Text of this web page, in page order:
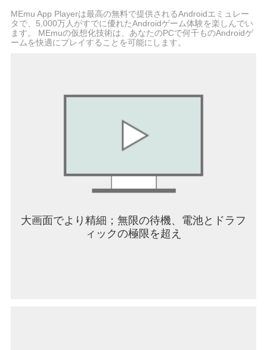
the gameplay with alert tones, radio chatter, and
the calming background hum of the bunker,
enhancing immersion. PVKK also incorporates a
interactions provide context and motivation,
unfolds gradually, adding depth without
overwhelming the core gameplay loop. For players
who enjoy a mix of tactical challenge and
experience. It demands focus, quick thinking, and
adaptability while rewarding those who master its
accomplishment. Whether you’re a fan of strategy
games, action shooters, or immersive simulations,
PVKK: Planetenverteidigungskanonenkommandant
MEmu App Playerは最高の無料で提供されるAndroidエミュレー
タで、5,000万人がすでに優れたAndroidゲーム体験を楽しんでい
ます。 MEmuの仮想化技術は、あなたのPCで何千ものAndroidゲ
ームを快適にプレイすることを可能にします。
大画面でより精細；無限の待機、電池とドラフ
ィックの極限を超え